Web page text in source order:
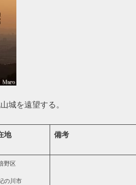
城を遠望する。
地 備考
野区
の川市